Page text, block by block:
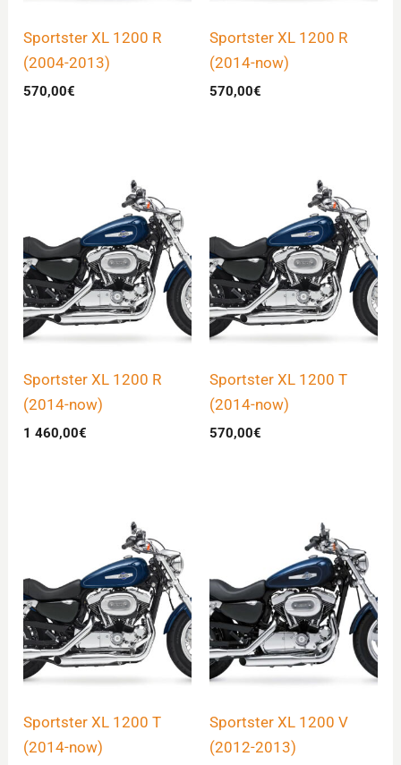
Sportster XL 1200 R
(2004-2013)
570,00€
Sportster XL 1200 R
(2014-now)
570,00€
Sportster XL 1200 R
(2014-now)
1 460,00€
Sportster XL 1200 T
(2014-now)
570,00€
Sportster XL 1200 T
(2014-now)
Sportster XL 1200 V
(2012-2013)